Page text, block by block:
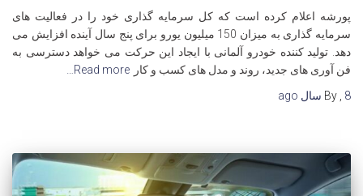
پورشه اعلام کرده است که کل سرمایه گذاری خود را در فعالیت های
سرمایه گذاری به میزان 150 میلیون یورو برای پنج سال آینده افزایش می
دهد. تولید کننده خودرو آلمانی با ایجاد این حرکت می خواهد دسترسی به
فن آوری های جدید، روند و مدل های کسب و کار Read more…
By
8 سال